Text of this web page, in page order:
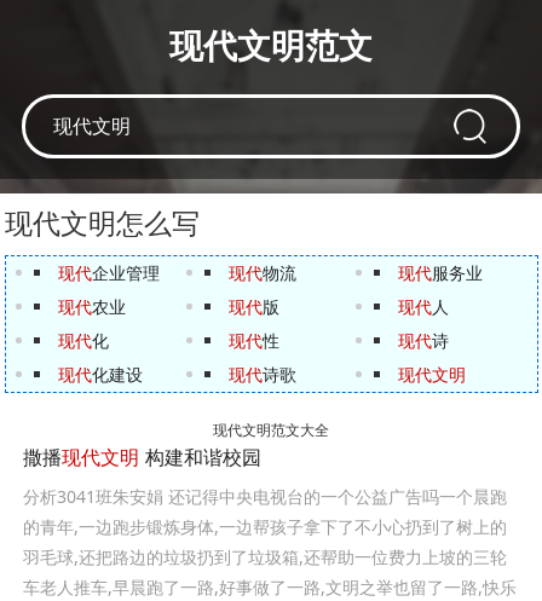
现代文明范文
现代文明怎么写
现代企业管理 现代物流 现代服务业
现代农业 现代版 现代人
现代化 现代性 现代诗
现代化建设 现代诗歌 现代文明
现代文明范文大全
撒播现代文明 构建和谐校园
分析3041班朱安娟 还记得中央电视台的一个公益广告吗一个晨跑
的青年,一边跑步锻炼身体,一边帮孩子拿下了不小心扔到了树上的
羽毛球,还把路边的垃圾扔到了垃圾箱,还帮助一位费力上坡的三轮
车老人推车,早晨跑了一路,好事做了一路,文明之举也留了一路,快乐